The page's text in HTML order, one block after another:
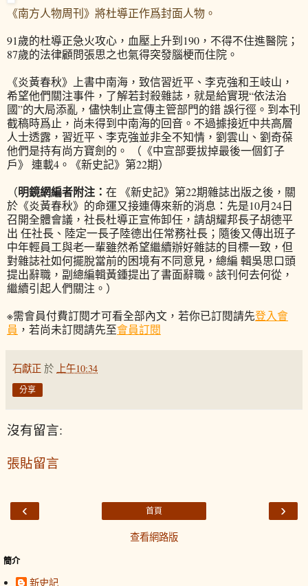
《南方人物周刊》將杜導正作爲封面人物。
91歲的杜導正急火攻心，血壓上升到190，不得不住進醫院；
87歲的法律顧問張思之也氣得突發腦梗而住院。
《炎黃春秋》上書中南海，致信習近平、李克強和王岐山，
希望他們關注事件，了解若封殺雜誌，就是給實現“依法治
國”的大局添亂，儘快制止宣傳主管部門的錯 誤行徑。到本刊
截稿時爲止，尚未得到中南海的回音。不過據接近中共高層
人士透露，習近平、李克強並非全不知情，劉雲山、劉奇葆
他們是持有尚方寶劍的。 （《中宣部要拔掉最後一個釘子
戶》 連載4。《新史記》第22期）
（明鏡網編者附注： 在 《新史記》第22期雜誌出版之後，關
於《炎黃春秋》的命運又接連傳來新的消息：先是10月24日
召開全體會議，社長杜導正宣佈卸任，請胡耀邦長子胡德平
出 任社長、陸定一長子陸德出任常務社長；隨後又傳出班子
中年輕員工與老一輩雖然希望繼續辦好雜誌的目標一致，但
對雜誌社如何擺脫當前的困境有不同意見，總編 輯吳思口頭
提出辭職，副總編輯黃鍾提出了書面辭職。該刊何去何從，
繼續引起人們關注。）
※需會員付費訂閱才可看全部內文，若你已訂閱請先登入會
員 ，若尚未訂閱請先至會員訂閱
石獻正 於 上午10:34
分享
沒有留言:
張貼留言
‹ ›
首頁
查看網路版
簡介
新史記